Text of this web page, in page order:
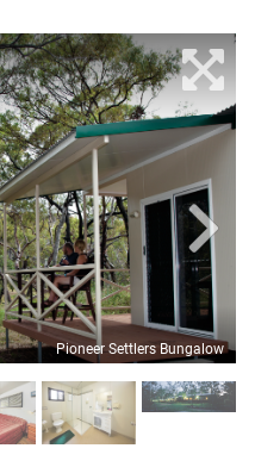
Pioneer Settlers Bungalow